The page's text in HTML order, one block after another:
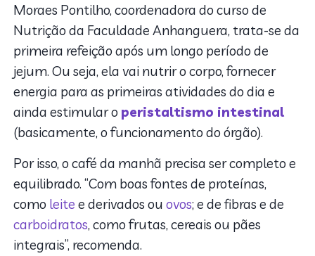
Moraes Pontilho, coordenadora do curso de
Nutrição da Faculdade Anhanguera, trata-se da
primeira refeição após um longo período de
jejum. Ou seja, ela vai nutrir o corpo, fornecer
energia para as primeiras atividades do dia e
ainda estimular o peristaltismo intestinal
(basicamente, o funcionamento do órgão).
Por isso, o café da manhã precisa ser completo e
equilibrado. “Com boas fontes de proteínas,
como leite e derivados ouovos; e de fibras e de
carboidratos, como frutas, cereais ou pães
integrais”, recomenda.